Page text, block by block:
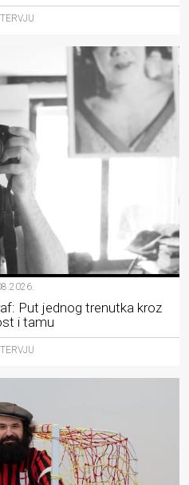
Put jednog trenutka kroz
i tamu